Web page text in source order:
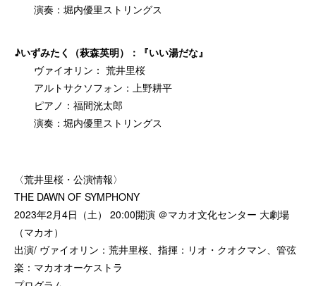
演奏：堀内優里ストリングス
♪いずみたく（萩森英明）：『いい湯だな』
ヴァイオリン： 荒井里桜
アルトサクソフォン：上野耕平
ピアノ：福間洸太郎
演奏：堀内優里ストリングス
〈荒井里桜・公演情報〉
THE DAWN OF SYMPHONY
2023年2月4日（土） 20:00開演 ＠マカオ文化センター 大劇場
（マカオ）
出演/ ヴァイオリン：荒井里桜、指揮：リオ・クオクマン、管弦
楽：マカオオーケストラ